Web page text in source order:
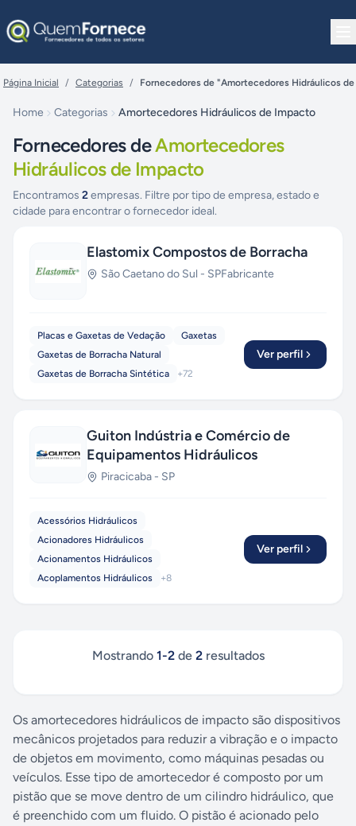
Página Inicial / Categorias / Fornecedores de "Amortecedores Hidráulicos
Home Categorias Amortecedores Hidráulicos de Impacto
Fornecedores deAmortecedores
Hidráulicos de Impacto
Encontramos 2empresas. Filtre por tipo de empresa, estado e
cidade para encontrar o fornecedor ideal.
Elastomix Compostos de Borracha
São Caetano do Sul - SPFabricante
Placas e Gaxetas de Vedação
Gaxetas
Gaxetas de Borracha Natural
Gaxetas de Borracha Sintética
+72
Ver perfil
Guiton Indústria e Comércio de
Equipamentos Hidráulicos
Piracicaba - SP
Acessórios Hidráulicos
Acionadores Hidráulicos
Acionamentos Hidráulicos
Acoplamentos Hidráulicos
+8
Ver perfil
Mostrando 1-2de 2resultados
Os amortecedores hidráulicos de impacto são dispositivos
mecânicos projetados para reduzir a vibração e o impacto
de objetos em movimento, como máquinas pesadas ou
veículos. Esse tipo de amortecedor é composto por um
pistão que se move dentro de um cilindro hidráulico, que
é preenchido com um fluido. O pistão é acionado pelo